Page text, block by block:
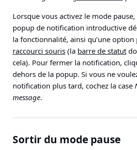
Lorsque vous activez le mode
popup de notification introductive
la fonctionnalité, ainsi qu’une
raccourci souris (la barre de statut
cela). Pour fermer la notification,
dehors de la popup. Si vous ne
notification plus tard, cochez la case
message.
Sortir du mode pause